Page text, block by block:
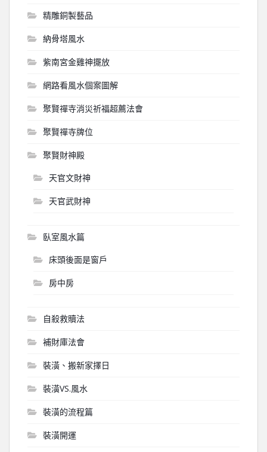
精雕銅製藝品
納骨塔風水
紫南宮金雞神擺放
網路看風水個案圖解
聚賢禪寺消災祈福超薦法會
聚賢禪寺牌位
聚賢財神殿
天官文財神
天官武財神
臥室風水篇
床頭後面是窗戶
房中房
自殺救贖法
補財庫法會
裝潢、搬新家擇日
裝潢VS.風水
裝潢的流程篇
裝潢開運